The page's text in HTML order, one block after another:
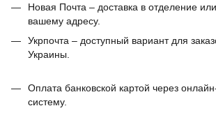
Новая Почта – доставка в отделение
вашему адресу.
Укрпочта – доступный вариант для
Украины.
Оплата банковской картой через
систему.